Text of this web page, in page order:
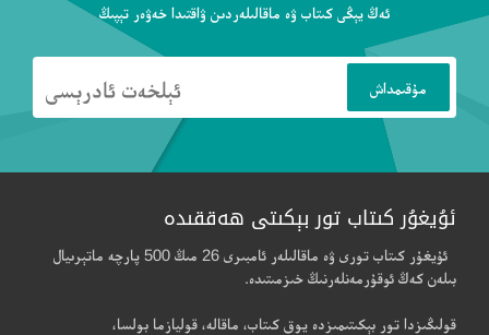
ئەڭ يېڭى كىتاب ۋە ماقالىلەردىن ۋاقتىدا خەۋەر تېپىڭ
ئۇيغۇر كىتاب تور بېكىتى ھەققىدە
ئۇيغۇر كىتاب تورى ۋە ماقالىلەر ئامبىرى 26 مىڭ 500 پارچە ماتېرىيال
بىلەن كەڭ ئوقۇرمەنلەرنىڭ خىزمىتىدە.
قولىڭىزدا تور بېكىتىمىزدە يوق كىتاب، ماقالە، قوليازما بولسا،